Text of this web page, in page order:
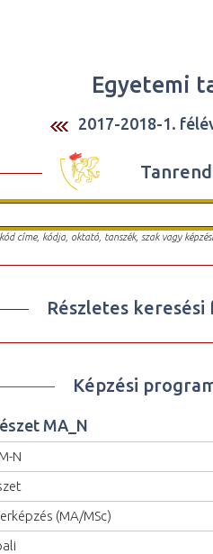
Egyetemi
2017-2018-1.
címe, kódja, oktató, tanszék, szak vagy
Részletes
Képzési
MA_N
N
(MA/MSc)